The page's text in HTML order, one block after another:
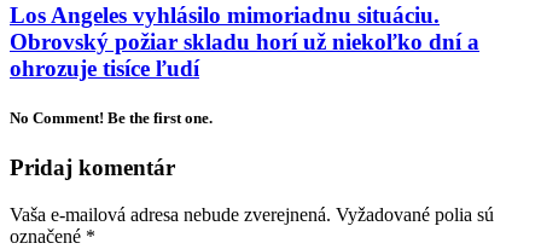
Los Angeles vyhlásilo mimoriadnu situáciu.
Obrovský požiar skladu horí už niekoľko dní a
ohrozuje tisíce ľudí
No Comment! Be the first one.
Pridaj komentár
Vaša e-mailová adresa nebude zverejnená. Vyžadované polia sú
označené *